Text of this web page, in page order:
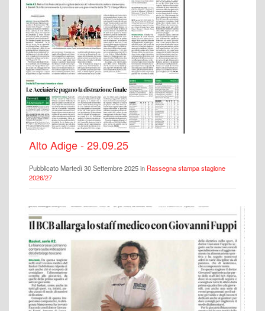
Alto Adige - 29.09.25
Pubblicato Martedì 30 Settembre 2025 in Rassegna stampa stagione
2026/27